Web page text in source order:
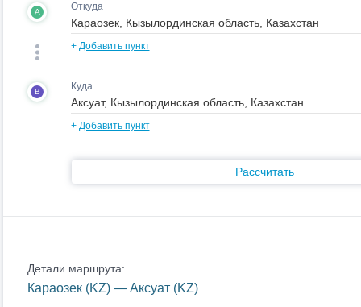
A Откуда
+ Добавить пункт
B Куда
+ Добавить пункт
Рассчитать
Детали маршрута:
Караозек (KZ) — Аксуат (KZ)